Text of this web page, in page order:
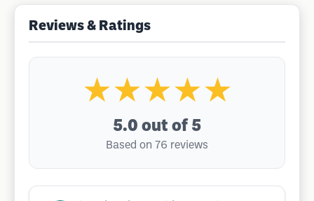
Reviews & Ratings
★★★★★
5.0 out of 5
Based on 76 reviews